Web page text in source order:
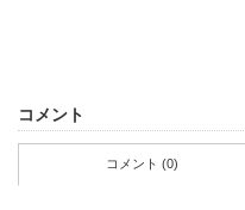
コメント
コメント (0)